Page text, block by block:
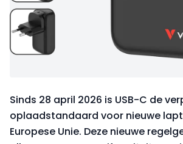
Sinds 28 april 2026 is USB-C de
oplaadstandaard voor nieuwe
Europese Unie. Deze nieuwe